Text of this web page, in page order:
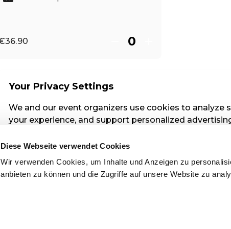
Diese Webseite verwendet Cookies
Wir verwenden Cookies, um Inhalte und Anzeigen zu
anbieten zu können und die Zugriffe auf unsere Website zu